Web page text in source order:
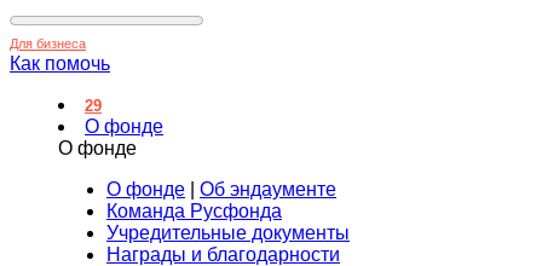
Для бизнеса
Как помочь
29
О фонде
О фонде
О фонде
Об эндаументе
Команда Русфонда
Учредительные документы
Награды и благодарности